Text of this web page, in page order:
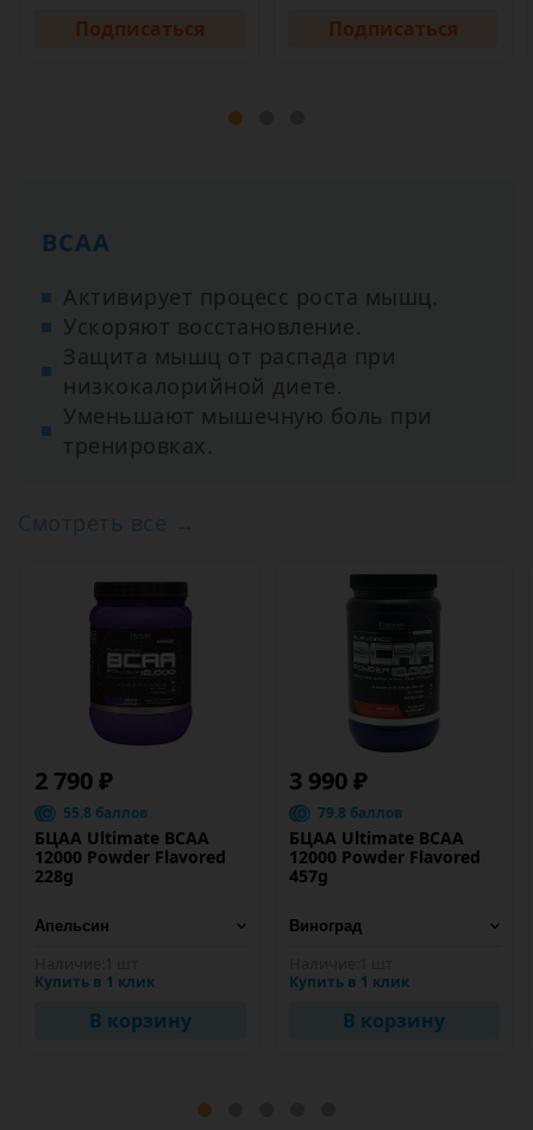
Подписаться Подписаться
ВСАА
Активирует процесс роста мышц.
Ускоряют восстановление.
Защита мышц от распада при
низкокалорийной диете.
Уменьшают мышечную боль при
тренировках.
Смотреть все →
2 790 ₽
55.8 баллов
БЦАА Ultimate BCAA
12000 Powder Flavored
228g
Купить в 1 клик
В корзину
3 990 ₽
79.8 баллов
БЦАА Ultimate BCAA
12000 Powder Flavored
457g
Купить в 1 клик
В корзину